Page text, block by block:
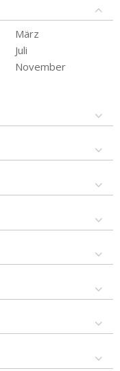
März
Juli
November